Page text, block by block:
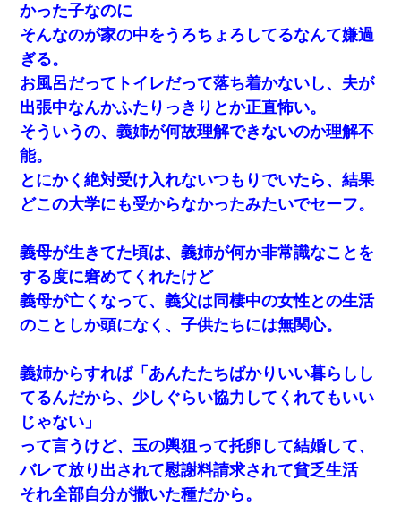
【修羅場】彼女親「カスな家柄のヤツなんかと家族になる
のはごめんだ」俺「じゃあ別れます…」→ 彼女「なんで言
い返してくれなかったの？（泣」
見合いにて。嫁「はじめまして」俺「失礼ですが○○さんご
本人ですか？」
姉旦那の友達「ほんとのパパだよ～」私のお腹を触ってほ
ざく。→思わず手を叩いて振り払ったら…
彼氏家「うちは墨入れるのが伝統だから。お前も彫れ」 →
義兄嫁が義実家で「コロナ陽性だったからこのまま療養さ
せて下さい」と言い出してド修羅場になった
我が家のガレージに見知らぬ車。俺「もしもし、玄関にも
放置子が病院送りになったらしい → 俺（二度と帰ってくる
なよ…嫁を半身不随にしやがった恨みは、正直こんなもん
じゃ晴れない）
父親がくも膜下出血で突然ﾀﾋ。→母の貯金が0なことが判
明。→母「私を家に置いてほしい、どうか見捨てないで(土
下座」俺・嫁「…」
かった子なのに
そんなのが家の中をうろちょろしてるなんて嫌過
ぎる。
お風呂だってトイレだって落ち着かないし、夫が
出張中なんかふたりっきりとか正直怖い。
そういうの、義姉が何故理解できないのか理解不
能。
とにかく絶対受け入れないつもりでいたら、結果
どこの大学にも受からなかったみたいでセーフ。
義母が生きてた頃は、義姉が何か非常識なことを
する度に窘めてくれたけど
義母が亡くなって、義父は同棲中の女性との生活
のことしか頭になく、子供たちには無関心。
義姉からすれば「あんたたちばかりいい暮らしし
てるんだから、少しぐらい協力してくれてもいい
じゃない」
って言うけど、玉の輿狙って托卵して結婚して、
バレて放り出されて慰謝料請求されて貧乏生活
それ全部自分が撒いた種だから。